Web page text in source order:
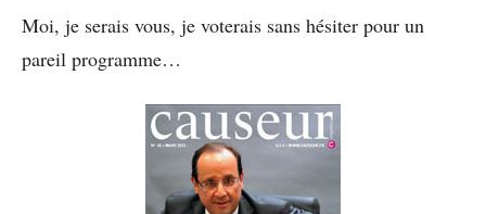
Moi, je serais vous, je voterais sans hésiter pour un
pareil programme…